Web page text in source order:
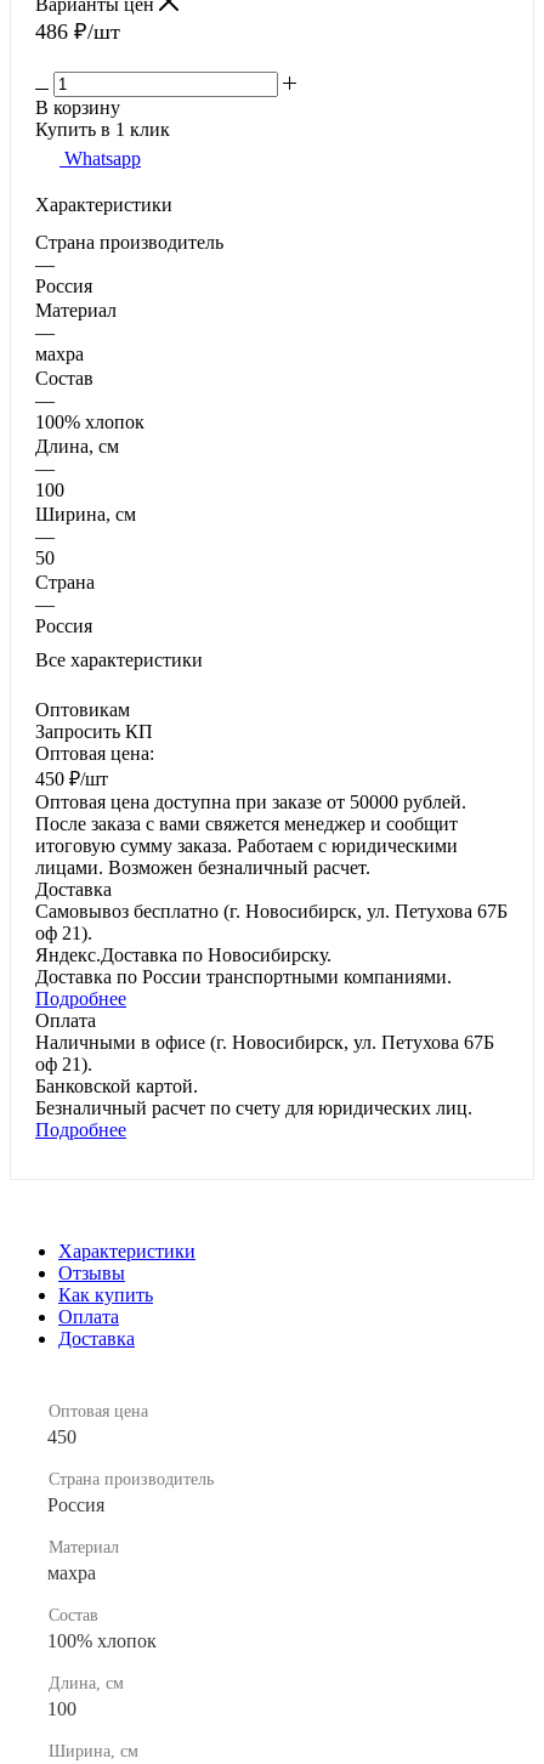
486 ₽/шт
В корзину
Купить в 1 клик
Whatsapp
Характеристики
Страна производитель
—
Россия
Материал
—
махра
Состав
—
100% хлопок
Длина, см
—
100
Ширина, см
—
50
Страна
—
Россия
Все характеристики
Оптовикам
Запросить КП
Оптовая цена:
450 ₽/шт
Оптовая цена доступна при заказе от 50000 рублей.
После заказа с вами свяжется менеджер и сообщит
итоговую сумму заказа. Работаем с юридическими
лицами. Возможен безналичный расчет.
Доставка
Самовывоз бесплатно (г. Новосибирск, ул. Петухова 67Б
оф 21).
Яндекс.Доставка по Новосибирску.
Доставка по России транспортными компаниями.
Подробнее
Оплата
Наличными в офисе (г. Новосибирск, ул. Петухова 67Б
оф 21).
Банковской картой.
Безналичный расчет по счету для юридических лиц.
Подробнее
Характеристики
Отзывы
Как купить
Оплата
Доставка
Оптовая цена
450
Страна производитель
Россия
Материал
махра
Состав
100% хлопок
Длина, см
100
Ширина, см